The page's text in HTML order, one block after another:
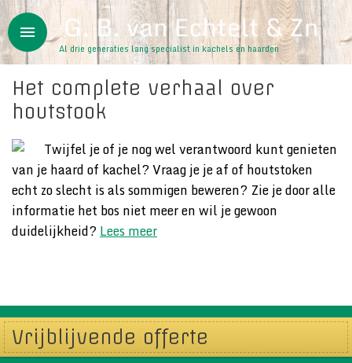
Overslaan en naar de inhoud gaan
menu
Al drie generaties lang specialist in kachels en haarden
Het complete verhaal over
houtstook
Twijfel je of je nog wel verantwoord kunt genieten
van je haard of kachel? Vraag je je af of houtstoken
echt zo slecht is als sommigen beweren? Zie je door alle
informatie het bos niet meer en wil je gewoon
duidelijkheid? Lees meer
Vrijblijvende offerte